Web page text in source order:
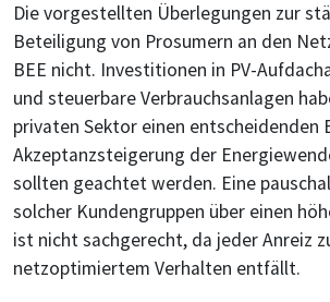
Die vorgestellten Überlegungen zur
Beteiligung von Prosumern an den
BEE nicht. Investitionen in PV-
und steuerbare Verbrauchsanlagen
privaten Sektor einen entscheidenden
Akzeptanzsteigerung der
sollten geachtet werden. Eine
solcher Kundengruppen über einen
ist nicht sachgerecht, da jeder Anreiz
netzoptimiertem Verhalten entfällt.